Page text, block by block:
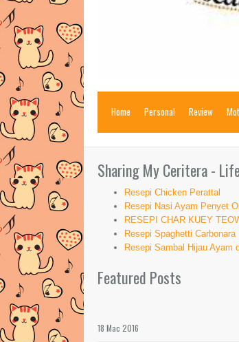
Home Personal Review
Sharing My Ceritera -
Resepi Chicken Perattal
Resepi Nasi Ayam Penyet
RESEPI CHAR KUEY
Resepi Spaghetti Carbonara
Resepi Sambal Hijau Ayam
Featured Posts
18 Mac 2016